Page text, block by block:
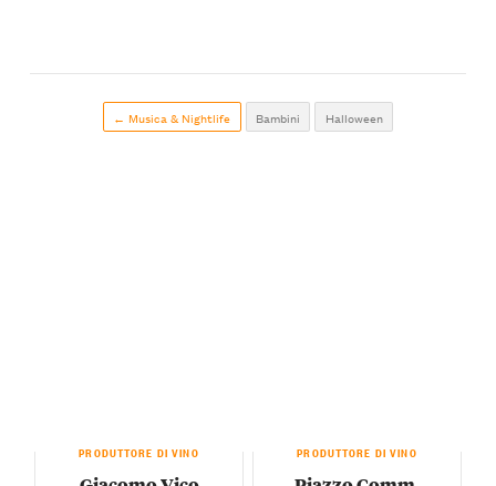
← Musica & Nightlife Bambini Halloween
PRODUTTORE DI VINO PRODUTTORE DI VINO